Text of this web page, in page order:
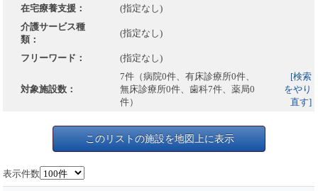
在宅療養支援：
(指定なし)
介護サービス種
類：
(指定なし)
フリーワード： (指定なし)
対象施設数：
7件（病院0件、有床診療所0件、
無床診療所0件、歯科7件、薬局0
件）
[検索
をやり
直す]
このリストの施設を地図上に表示
表示件数